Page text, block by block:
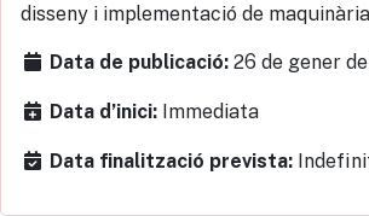
disseny i implementació de
Data de publicació: 26 de gener
Data d’inici: Immediata
Data finalització prevista: